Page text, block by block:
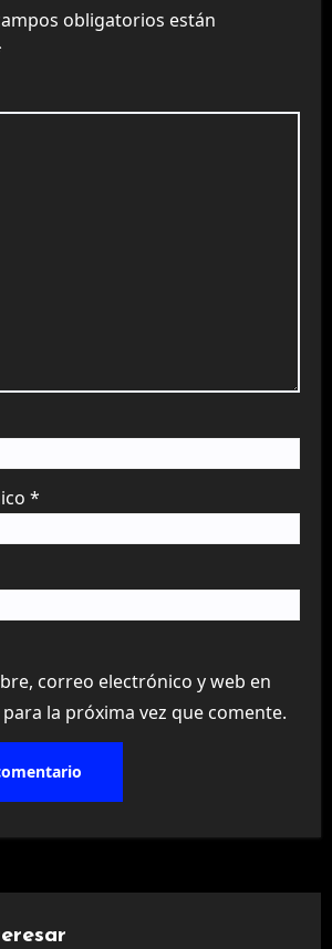
obligatorios están
*
correo electrónico y web en
la próxima vez que comente.